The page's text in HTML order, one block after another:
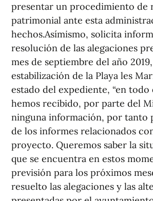
presentar un procedimiento de
patrimonial ante esta
hechos.Asímismo, solicita
resolución de las alegaciones
mes de septiembre del año
estabilización de la Playa les
estado del expediente, “en
hemos recibido, por parte del
ninguna información, por tanto
de los informes relacionados
proyecto. Queremos saber la
que se encuentra en estos
previsión para los próximos
resuelto las alegaciones y las